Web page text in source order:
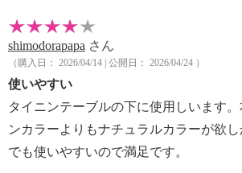
shimodorapapa さん
（購入日： 2026/04/14 | 公開日： 2026/04/24 ）
使いやすい
タイニンテーブルの下に使用しいます
ンカラーよりもナチュラルカラーが欲し
でも使いやすいので満足です。